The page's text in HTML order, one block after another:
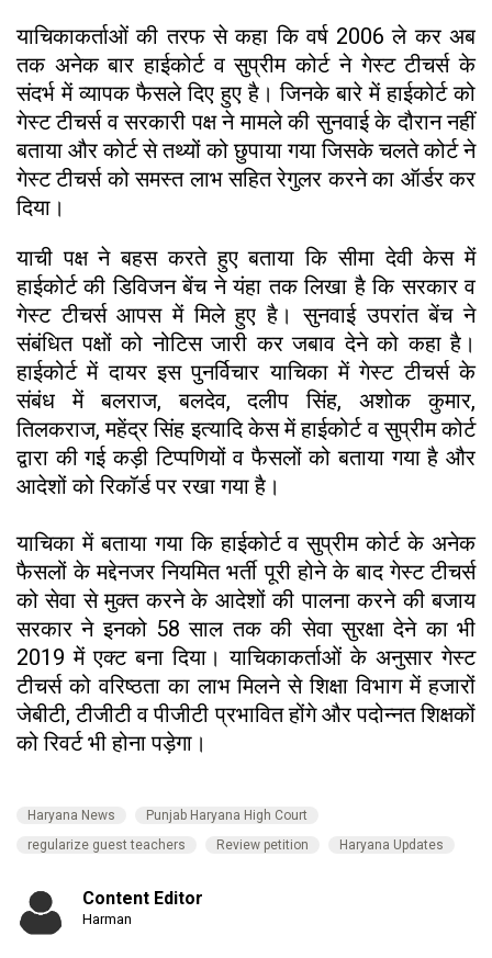
याचिकाकर्ताओं की तरफ से कहा कि वर्ष 2006 ले कर अब
तक अनेक बार हाईकोर्ट व सुप्रीम कोर्ट ने गेस्ट टीचर्स के
संदर्भ में व्यापक फैसले दिए हुए है। जिनके बारे में हाईकोर्ट को
गेस्ट टीचर्स व सरकारी पक्ष ने मामले की सुनवाई के दौरान नहीं
बताया और कोर्ट से तथ्यों को छुपाया गया जिसके चलते कोर्ट ने
गेस्ट टीचर्स को समस्त लाभ सहित रेगुलर करने का ऑर्डर कर
दिया।
याची पक्ष ने बहस करते हुए बताया कि सीमा देवी केस में
हाईकोर्ट की डिविजन बेंच ने यंहा तक लिखा है कि सरकार व
गेस्ट टीचर्स आपस में मिले हुए है। सुनवाई उपरांत बेंच ने
संबंधित पक्षों को नोटिस जारी कर जबाव देने को कहा है।
हाईकोर्ट में दायर इस पुनर्विचार याचिका में गेस्ट टीचर्स के
संबंध में बलराज, बलदेव, दलीप सिंह, अशोक कुमार,
तिलकराज, महेंद्र सिंह इत्यादि केस में हाईकोर्ट व सुप्रीम कोर्ट
द्वारा की गई कड़ी टिप्पणियों व फैसलों को बताया गया है और
आदेशों को रिकॉर्ड पर रखा गया है।
याचिका में बताया गया कि हाईकोर्ट व सुप्रीम कोर्ट के अनेक
फैसलों के मद्देनजर नियमित भर्ती पूरी होने के बाद गेस्ट टीचर्स
को सेवा से मुक्त करने के आदेशों की पालना करने की बजाय
सरकार ने इनको 58 साल तक की सेवा सुरक्षा देने का भी
2019 में एक्ट बना दिया। याचिकाकर्ताओं के अनुसार गेस्ट
टीचर्स को वरिष्ठता का लाभ मिलने से शिक्षा विभाग में हजारों
जेबीटी, टीजीटी व पीजीटी प्रभावित होंगे और पदोन्नत शिक्षकों
को रिवर्ट भी होना पड़ेगा।
Haryana News
Punjab Haryana High Court
regularize guest teachers
Review petition Haryana Updates
Content Editor
Harman